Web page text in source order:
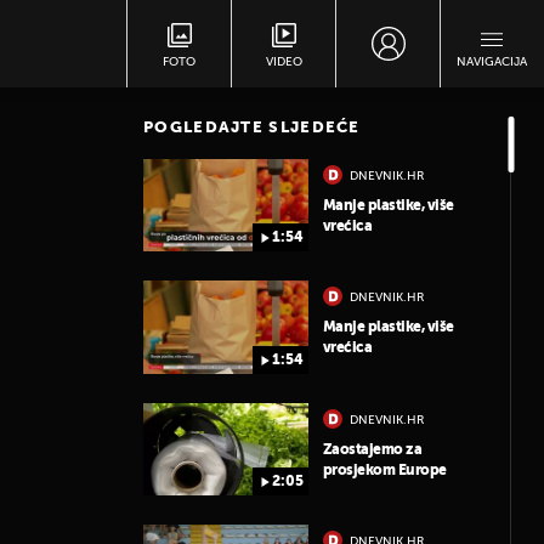
FOTO VIDEO NAVIGACIJA
POGLEDAJTE SLJEDEĆE
1:54
DNEVNIK.HR
Manje plastike, više
vrećica
1:54
DNEVNIK.HR
Manje plastike, više
vrećica
2:05
DNEVNIK.HR
Zaostajemo za
prosjekom Europe